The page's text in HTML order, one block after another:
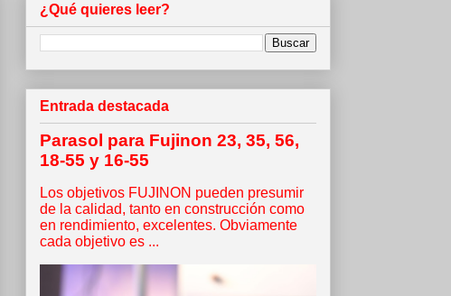
¿Qué quieres leer?
Entrada destacada
Parasol para Fujinon 23, 35, 56,
18-55 y 16-55
Los objetivos FUJINON pueden presumir
de la calidad, tanto en construcción como
en rendimiento, excelentes. Obviamente
cada objetivo es ...